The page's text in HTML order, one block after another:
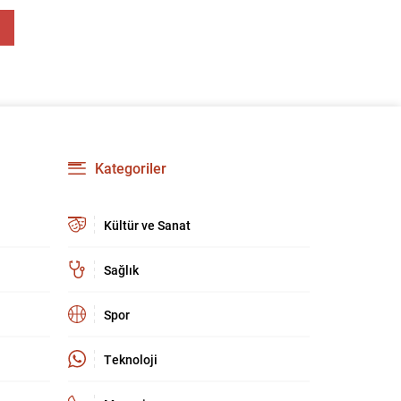
Kategoriler
Kültür ve Sanat
Sağlık
Spor
Teknoloji